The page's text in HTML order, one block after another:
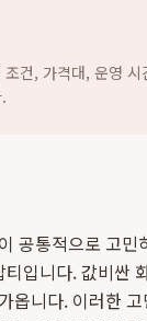
건, 가격대, 운영
공통적으로 고
입니다. 값비싼
옵니다. 이러한